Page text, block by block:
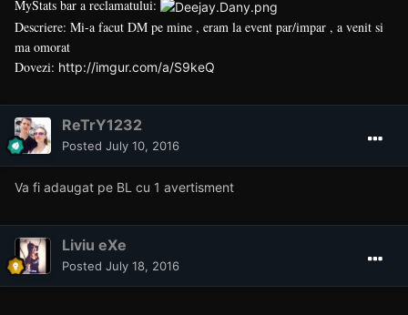
MyStats bar a reclamatului:
Descriere: Mi-a facut DM pe mine , eram la event par/impar , a venit si
ma omorat
Dovezi: http://imgur.com/a/S9keQ
ReTrY1232
Posted July 10, 2016
Va fi adaugat pe BL cu 1 avertisment
Liviu eXe
Posted July 18, 2016